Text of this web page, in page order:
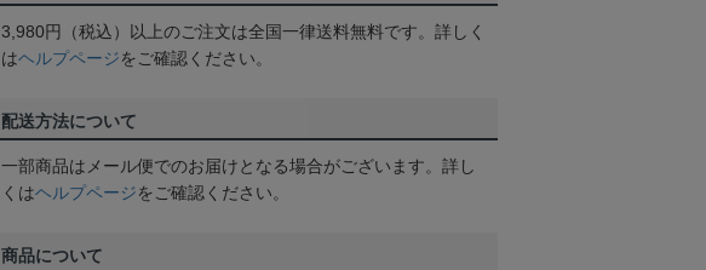
3,980円（税込）以上のご注文は全国一律送料無料です。詳しく
はヘルプページをご確認ください。
配送方法について
一部商品はメール便でのお届けとなる場合がございます。詳し
くはヘルプページをご確認ください。
商品について